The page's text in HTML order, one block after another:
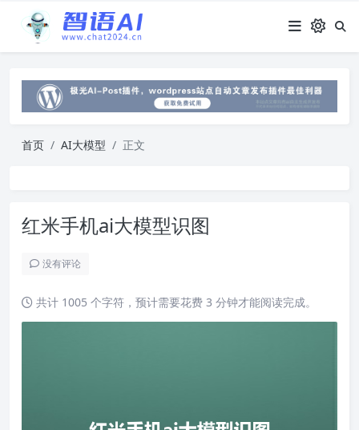
首页 AI大模型 正文
红米手机ai大模型识图
没有评论
共计 1005 个字符，预计需要花费 3 分钟才能阅读完成。